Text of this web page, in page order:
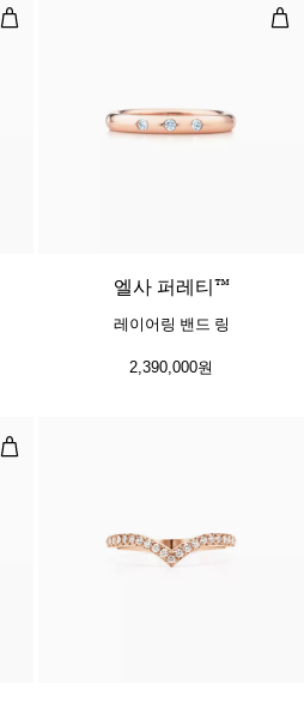
레이어링 밴드 링 레
엘사 퍼레티™
레이어링 밴드 링
2,390,000원
엘사 퍼레티™ 웨딩 밴드